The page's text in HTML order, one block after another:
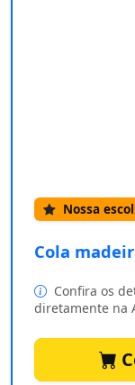
Nossa
Cola
Confira os
diretamente na